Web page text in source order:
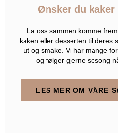
Ønsker du kaker
La oss sammen komme
kaken eller desserten til deres
ut og smake. Vi har mange
og følger gjerne sesong
LES MER OM VÅRE